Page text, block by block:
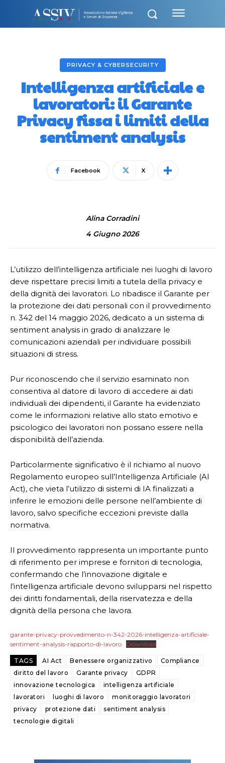
PRIVACY & CYBERSECURITY
Intelligenza artificiale e
lavoratori: il Garante
Privacy fissa i limiti della
sentiment analysis
Facebook X
Alina Corradini
4 Giugno 2026
L’utilizzo dell’intelligenza artificiale nei luoghi di lavoro
deve rispettare precisi limiti a tutela della privacy e
della dignità dei lavoratori. Lo ribadisce il Garante per
la protezione dei dati personali con il provvedimento
n. 342 del 14 maggio 2026, dedicato a un sistema di
sentiment analysis in grado di analizzare le
comunicazioni aziendali per individuare possibili
situazioni di stress.
Pur riconoscendo che il servizio esaminato non
consentiva al datore di lavoro di accedere ai dati
individuali dei dipendenti, il Garante ha evidenziato
come le informazioni relative allo stato emotivo e
psicologico dei lavoratori non possano essere nella
disponibilità dell’azienda.
Particolarmente significativo è il richiamo al nuovo
Regolamento europeo sull’Intelligenza Artificiale (AI
Act), che vieta l’utilizzo di sistemi di IA finalizzati a
inferire le emozioni delle persone nell’ambiente di
lavoro, salvo specifiche eccezioni previste dalla
normativa.
Il provvedimento rappresenta un importante punto
di riferimento per imprese e fornitori di tecnologia,
confermando che l’innovazione digitale e
l’intelligenza artificiale devono svilupparsi nel rispetto
dei diritti fondamentali, della riservatezza e della
dignità della persona che lavora.
garante-privacy-provvedimento-n-342-2026-intelligenza-artificiale-
sentiment-analysis-rapporto-di-lavoro
Download
TAGS AI Act Benessere organizzativo
Compliance
diritto del lavoro
Garante privacy
GDPR
innovazione tecnologica
intelligenza artificiale
lavoratori
luoghi di lavoro
monitoraggio lavoratori
privacy
protezione dati
sentiment analysis
tecnologie digitali